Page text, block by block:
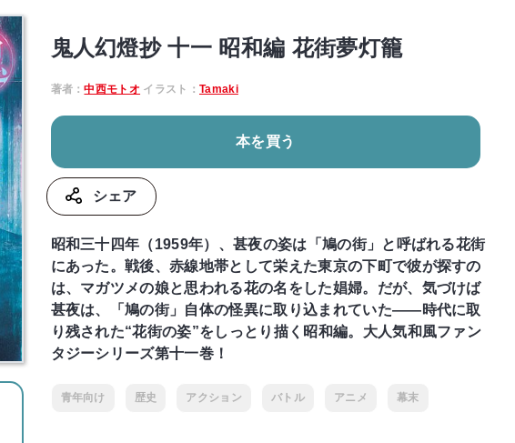
鬼人幻燈抄 十一 昭和編 花街夢灯籠
著者：中西モトオ イラスト： Tamaki
本を買う
シェア
昭和三十四年（1959年）、甚夜の姿は「鳩の街」と呼ばれる花街
にあった。戦後、赤線地帯として栄えた東京の下町で彼が探すの
は、マガツメの娘と思われる花の名をした娼婦。だが、気づけば
甚夜は、「鳩の街」自体の怪異に取り込まれていた――時代に取
り残された“花街の姿”をしっとり描く昭和編。大人気和風ファン
タジーシリーズ第十一巻！
青年向け 歴史 アクション バトル アニメ 幕末